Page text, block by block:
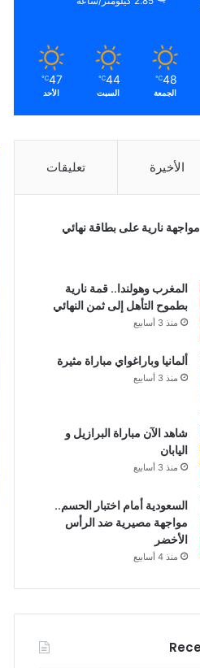
48
℃
الجمعة
44
℃
السبت
47
℃
الأحد
الأخيرة تعليقات
مواجهة نارية على بطاقة نهائي
المغرب وهولندا.. قمة نارية
بطموح التأهل إلى ثمن النهائي
منذ 3 أسابيع
ألمانيا وباراغواي مباراة مثيرة
منذ 3 أسابيع
شاهد الآن مباراة البرازيل و
اليابان
منذ 3 أسابيع
السعودية أمام اختبار الحسم..
مواجهة مصيرية ضد الرأس
الأخضر
منذ 4 أسابيع